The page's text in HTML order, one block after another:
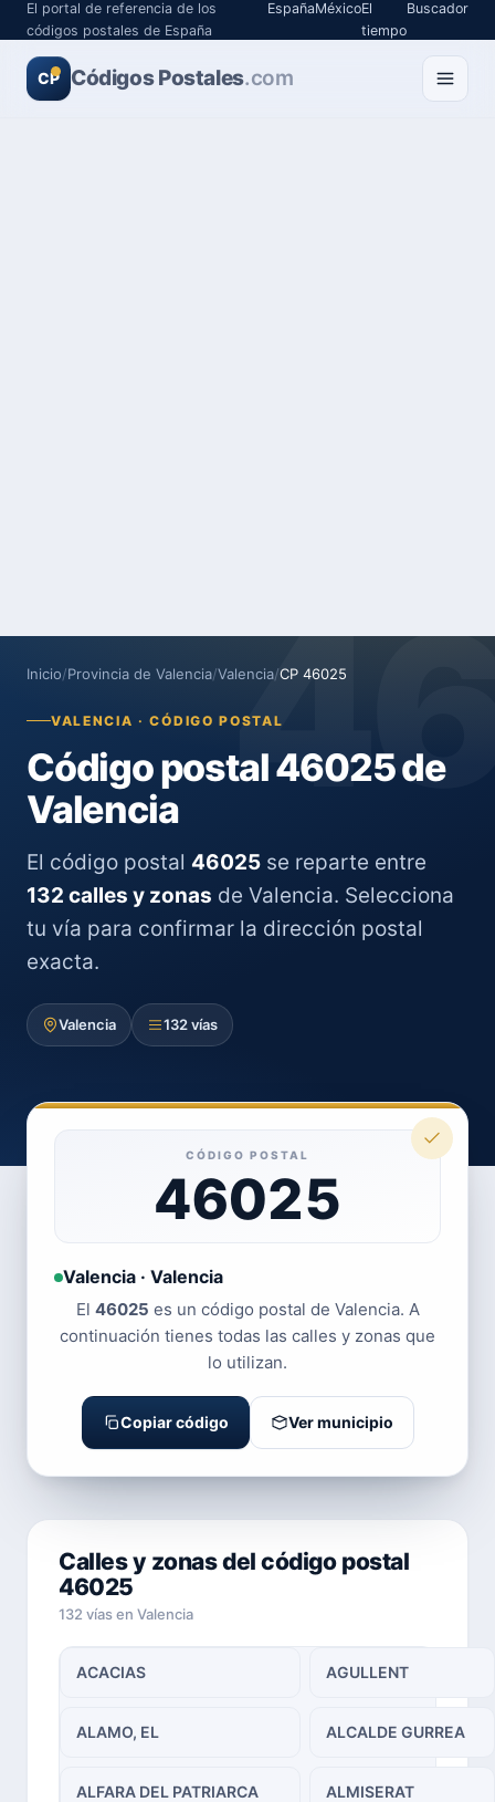
El portal de referencia de los
códigos postales de España
EspañaMéxicoEl
tiempo
Buscador
CP Códigos Postales.com
Inicio/Provincia de Valencia/Valencia/CP 46025
VALENCIA · CÓDIGO POSTAL
Código postal 46025 de
Valencia
El código postal 46025 se reparte entre
132 calles y zonas de Valencia. Selecciona
tu vía para confirmar la dirección postal
exacta.
Valencia 132 vías
CÓDIGO POSTAL
46025
Valencia · Valencia
El 46025 es un código postal de Valencia. A
continuación tienes todas las calles y zonas que
lo utilizan.
Copiar código Ver municipio
Calles y zonas del código postal
46025
132 vías en Valencia
ACACIAS AGULLENT
ALAMO, EL ALCALDE GURREA
ALFARA DEL PATRIARCA ALMISERAT